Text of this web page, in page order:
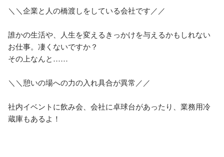
＼＼企業と人の橋渡しをしている会社です／／
誰かの生活や、人生を変えるきっかけを与えるかもしれない
お仕事。凄くないですか？
その上なんと……
＼＼憩いの場への力の入れ具合が異常／／
社内イベントに飲み会、会社に卓球台があったり、業務用冷